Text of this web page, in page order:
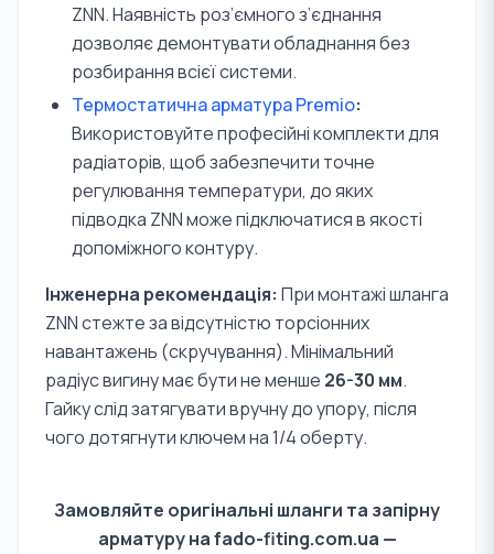
ZNN. Наявність роз’ємного з’єднання
дозволяє демонтувати обладнання без
розбирання всієї системи.
Термостатична арматура Premio:
Використовуйте професійні комплекти для
радіаторів, щоб забезпечити точне
регулювання температури, до яких
підводка ZNN може підключатися в якості
допоміжного контуру.
Інженерна рекомендація: При монтажі шланга
ZNN стежте за відсутністю торсіонних
навантажень (скручування). Мінімальний
радіус вигину має бути не менше 26-30 мм.
Гайку слід затягувати вручну до упору, після
чого дотягнути ключем на 1/4 оберту.
Замовляйте оригінальні шланги та запірну
арматуру на fado-fiting.com.ua —